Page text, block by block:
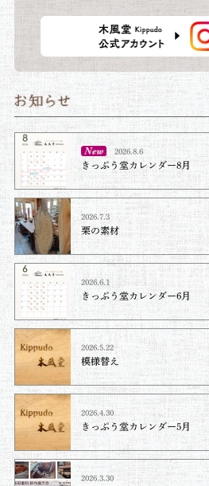
2026.8.6
きっぷう堂カレンダー8月
2026.7.3
栗の素材
2026.6.1
きっぷう堂カレンダー6月
2026.5.22
模様替え
2026.4.30
きっぷう堂カレンダー5月
2026.3.30